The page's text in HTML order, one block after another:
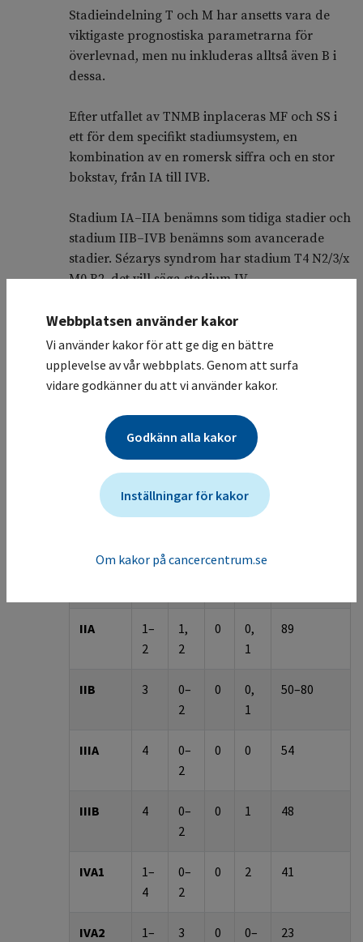
Stadieindelning T och M har ansetts vara de
viktigaste prognostiska parametrarna för
överlevnad, men nu inkluderas alltså även B i
dessa.
Efter utfallet av TNMB inplaceras MF och SS i
ett för dem specifikt stadiumsystem, en
kombination av en romersk siffra och en stor
bokstav, från IA till IVB.
Stadium IA–IIA benämns som tidiga stadier och
stadium IIB–IVB benämns som avancerade
stadier. Sézarys syndrom har stadium T4 N2/3/x
M0 B2, det vill säga stadium IV.
Stadium och prognos vid mycosis fungoides
och Sézarys syndrom(5 ,7, 49,50,51
Visa tabellen i fullskärm
Stadiu
T N M
0
2 0 0
0,
IIA 1–
2
1,
2
0
0,
1
89
IIB 3 0–
2
0
0,
1
50–80
IIIA 4 0–
2
0 0 54
IIIB 4 0–
2
0 1 48
IVA1 1–
4
0–
2
0 2 41
IVA2 1–
3 0 0–
23
Webbplatsen använder kakor
Vi använder kakor för att ge dig en bättre
upplevelse av vår webbplats. Genom att surfa
vidare godkänner du att vi använder kakor.
Godkänn alla kakor
Inställningar för kakor
Om kakor på cancercentrum.se